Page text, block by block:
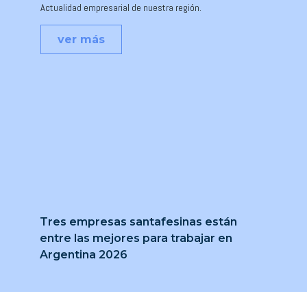
Tres empresas santafesinas están
entre las mejores para trabajar en
Argentina 2026
Actualidad empresarial de nuestra región.
ver más